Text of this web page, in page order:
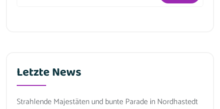
Letzte News
Strahlende Majestäten und bunte Parade in Nordhastedt